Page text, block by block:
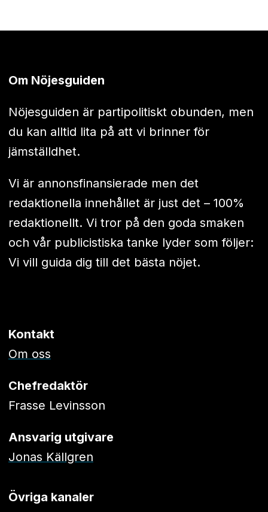
Om Nöjesguiden
Nöjesguiden är partipolitiskt obunden, men
du kan alltid lita på att vi brinner för
jämställdhet.
Vi är annonsfinansierade men det
redaktionella innehållet är just det – 100%
redaktionellt. Vi tror på den goda smaken
och vår publicistiska tanke lyder som följer:
Vi vill guida dig till det bästa nöjet.
Kontakt
Om oss
Chefredaktör
Frasse Levinsson
Ansvarig utgivare
Jonas Källgren
Övriga kanaler